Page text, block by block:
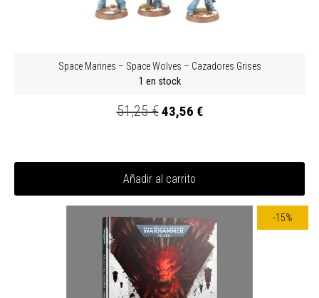
Space Marines – Space Wolves – Cazadores Grises
1 en stock
51,25 €43,56 €
Añadir al carrito
-15%